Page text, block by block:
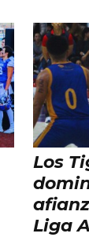
Los
Liga